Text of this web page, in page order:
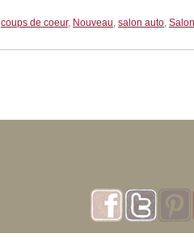
coups de coeur, Nouveau, salon auto,